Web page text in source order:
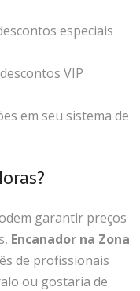
especiais
VIP
em seu sistema de
garantir preços
Encanador na Zona
de profissionais
ou gostaria de